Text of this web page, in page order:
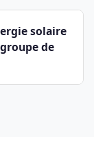
solaire
de